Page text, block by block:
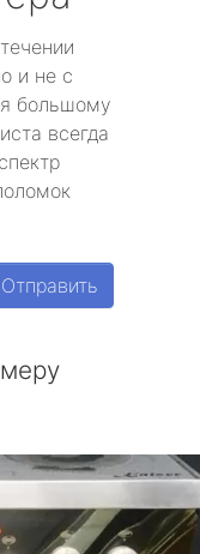
и не с
большому
всегда
Отправить